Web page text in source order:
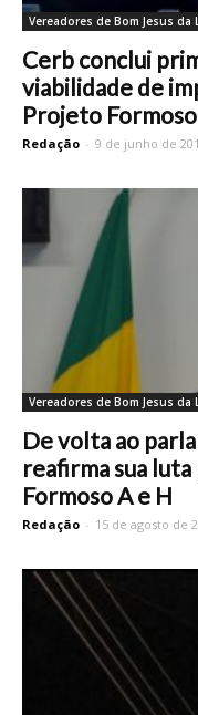
Vereadores de Bom Jesus da
Cerb conclui
viabilidade de
Projeto Formoso
Redação - 9 de junho de
Vereadores de Bom Jesus da
De volta ao
reafirma sua
Formoso A e H
Redação - 15 de agosto de